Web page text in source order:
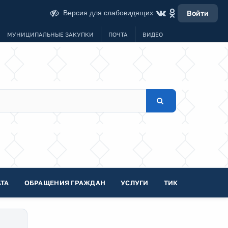
Версия для слабовидящих Войти
МУНИЦИПАЛЬНЫЕ ЗАКУПКИ ПОЧТА ВИДЕО
ОБРАЩЕНИЯ ГРАЖДАН УСЛУГИ ТИК